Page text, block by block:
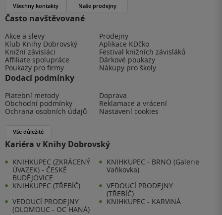
Často navštěvované
Akce a slevy
Prodejny
Klub Knihy Dobrovský
Aplikace KDčko
Knižní závisláci
Festival knižních závisláků
Affiliate spolupráce
Dárkové poukazy
Poukazy pro firmy
Nákupy pro školy
Dodací podmínky
Platební metody
Doprava
Obchodní podmínky
Reklamace a vrácení
Ochrana osobních údajů
Nastavení cookies
Vše důležité
Kariéra v Knihy Dobrovský
KNIHKUPEC (ZKRÁCENÝ
ÚVAZEK) - ČESKÉ
BUDĚJOVICE
KNIHKUPEC - BRNO (Galerie
Vaňkovka)
KNIHKUPEC (TŘEBÍČ)
VEDOUCÍ PRODEJNY
(TŘEBÍČ)
VEDOUCÍ PRODEJNY
(OLOMOUC - OC HANÁ)
KNIHKUPEC - KARVINÁ
Všechny kontakty Naše prodejny